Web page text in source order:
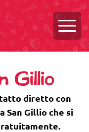
Gillio
diretto con
San Gillio che si